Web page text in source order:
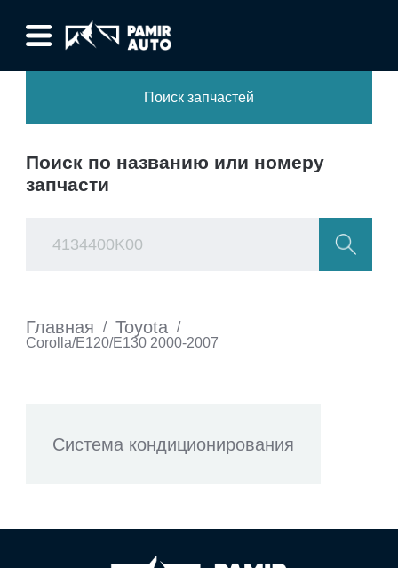
Поиск запчастей
Поиск по названию или номеру
запчасти
Главная / Toyota /
Corolla/E120/E130 2000-2007
Система кондиционирования